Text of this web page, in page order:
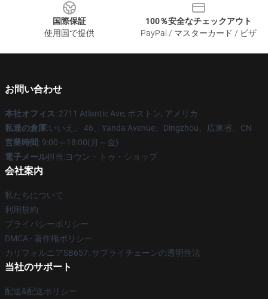
国際保証
使用国で提供
100％安全なチェックアウト
PayPal / マスターカード / ビザ
お問い合わせ
本社オフィス: 2711 Atlantic Ave, ボストン, アメリカ
私達の倉庫:いいえ。 46、Yanda Avenue、Dingzhou、広東省、CN
営業時間: 9:00～18:00(月～金)
電子メール担当:ヨウン・トゥ・ショップ
会社案内
私たちについて
利用規約
プライバシーポリシー
DMCA - 著作権ポリシー
カリフォルニアSB657: サプライチェーンの透明性法
当社のサポート
配送&配送ポリシー